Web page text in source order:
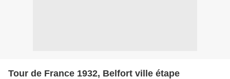
Tour de France 1932, Belfort ville étape